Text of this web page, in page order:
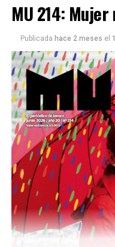
Este número 215 de
podría ser una frase:
Descargar la Mu
MU 214:
Publicada hace 2 meses el